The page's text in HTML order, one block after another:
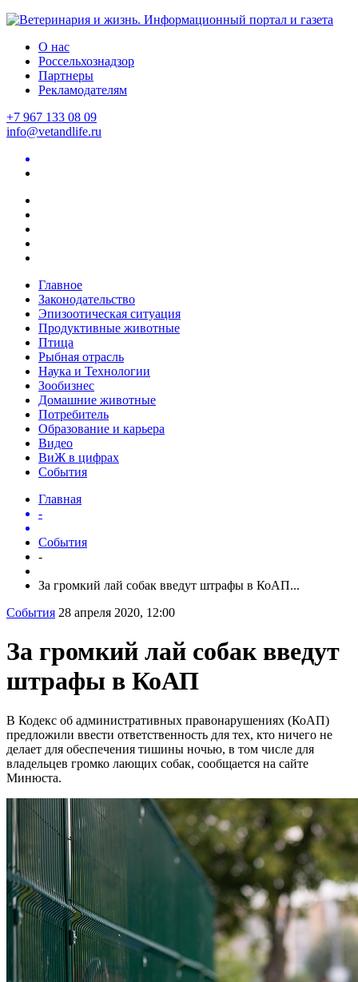
О нас
Россельхознадзор
Партнеры
Рекламодателям
+7 967 133 08 09
info@vetandlife.ru
Главное
Законодательство
Эпизоотическая ситуация
Продуктивные животные
Птица
Рыбная отрасль
Наука и Технологии
Зообизнес
Домашние животные
Потребитель
Образование и карьера
Видео
ВиЖ в цифрах
События
Главная
-
События
-
За громкий лай собак введут штрафы в КоАП...
События 28 апреля 2020, 12:00
За громкий лай собак введут
штрафы в КоАП
В Кодекс об административных правонарушениях (КоАП)
предложили ввести ответственность для тех, кто ничего не
делает для обеспечения тишины ночью, в том числе для
владельцев громко лающих собак, сообщается на сайте
Минюста.